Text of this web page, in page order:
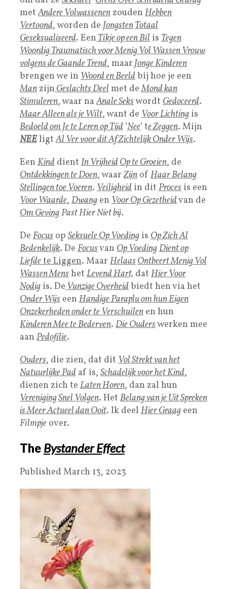
metAndere Volwassenenzouden Hebben
Vertoond, worden de JongstenTotaal
Geseksualiseerd. EenTikje op een Bil is Tegen
Woordig Traumatisch voor Menig Vol Wassen Vrouw
volgens de GaandeTrend, maarJonge Kinderen
brengen we in Woord en Beeldbij hoe je een
ManzijnGeslachts Deelmet deMond kan
Stimuleren, waar naAnale Sekswordt Gedoceerd.
Maar Alleen als je Wilt, want de Voor Lichting is
Bedoeld om Je te Leren op Tijd ‘Nee‘ te Zeggen. Mijn
NEEligtAl Ver voor dit Af ZichtelijkOnder Wijs.
Een Kind dient In VrijheidOp te Groeien, de
Ontdekkingen te Doen, waarZijn of Haar Belang
Stellingen toe Voeren. Veiligheid in dit Proces is een
Voor Waarde, Dwang en Voor Op Gezetheidvan de
Om GevingPast Hier Niet bij.
De Focus op Seksuele Op Voeding is Op Zich Al
Bedenkelijk. De Focusvan Op VoedingDient op
Liefdete Liggen. Maar HelaasOntbeert Menig Vol
Wassen Menshet Levend Hart, dat Hier Voor
Nodig is. DeVunzigeOverheidbiedt hen via het
Onder Wijs een Handige Paraplu om hun Eigen
Onzekerheden onder te Verschuilen en hun
Kinderen Mee te Bederven. Die Ouderswerken mee
aan Pedofilie.
Ouders, die zien, dat dit Vol Strekt van het
Natuurlijke Pad af is, Schadelijk voor het Kind,
dienen zich te Laten Horen, dan zal hun
VerenigingSnel Volgen. Het Belang van je Uit Spreken
is Meer Actueel dan Ooit. Ik deel Hier Graag een
Filmpje over.
The Bystander Effect
Published March 13, 2023